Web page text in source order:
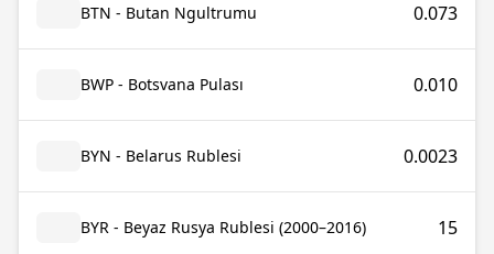
BTN - Butan Ngultrumu 0.073
BWP - Botsvana Pulası 0.010
BYN - Belarus Rublesi 0.0023
BYR - Beyaz Rusya Rublesi (2000–2016) 15